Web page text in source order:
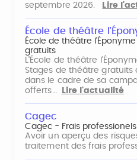
septembre 2026.
Lire
École de théâtre
École de théâtre
gratuits
L'École de théâtre
Stages de théâtre gratuits
dans le cadre de sa
offerts…
Lire l'actualité
Cagec
Cagec - Frais
Avoir un aperçu des
traitement des frais